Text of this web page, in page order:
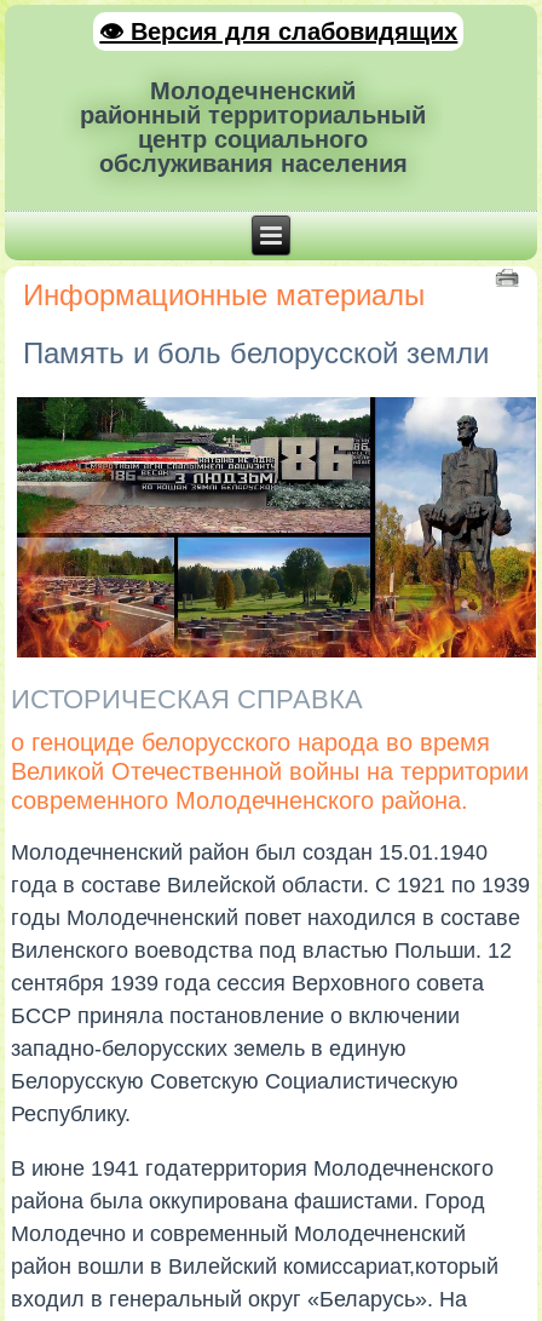
👁 Версия для слабовидящих
Молодечненский
районный территориальный
центр социального
обслуживания населения
Информационные материалы
Память и боль белорусской земли
ИСТОРИЧЕСКАЯ СПРАВКА
о геноциде белорусского народа во время
Великой Отечественной войны на территории
современного Молодечненского района.
Молодечненский район был создан 15.01.1940
года в составе Вилейской области. С 1921 по 1939
годы Молодечненский повет находился в составе
Виленского воеводства под властью Польши. 12
сентября 1939 года сессия Верховного совета
БССР приняла постановление о включении
западно-белорусских земель в единую
Белорусскую Советскую Социалистическую
Республику.
В июне 1941 годатерритория Молодечненского
района была оккупирована фашистами. Город
Молодечно и современный Молодечненский
район вошли в Вилейский комиссариат,который
входил в генеральный округ «Беларусь». На